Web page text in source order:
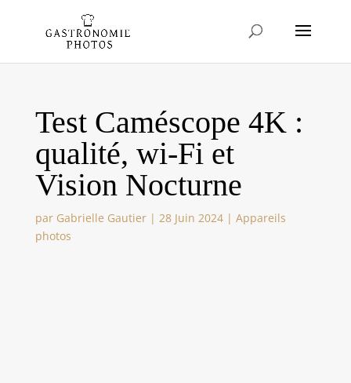
Test Caméscope 4K :
qualité, wi-Fi et
Vision Nocturne
par Gabrielle Gautier| 28 Juin 2024| Appareils
photos